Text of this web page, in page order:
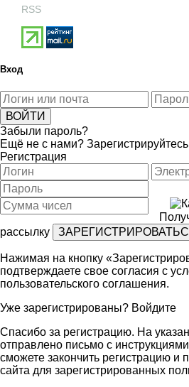
RSS
Вход
Забыли пароль?
Ещё не с нами? Зарегистрируйтесь
Регистрация
рассылку
Нажимая на кнопку
подтверждаете свое согласия с
пользовательского соглашения.
Уже зарегистрированы? Войдите
Спасибо за регистрацию. На
отправлено письмо с
сможете закончить регистрацию и
сайта для зарегистрированных